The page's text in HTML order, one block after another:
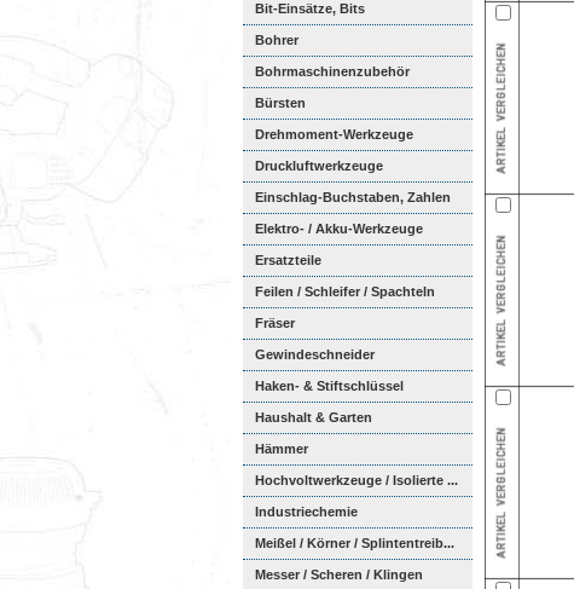
Bit-Einsätze, Bits
Bohrer
Bohrmaschinenzubehör
Bürsten
Drehmoment-Werkzeuge
Druckluftwerkzeuge
Einschlag-Buchstaben, Zahlen
Elektro- / Akku-Werkzeuge
Ersatzteile
Feilen / Schleifer / Spachteln
Fräser
Gewindeschneider
Haken- & Stiftschlüssel
Haushalt & Garten
Hämmer
Hochvoltwerkzeuge / Isolierte ...
Industriechemie
Meißel / Körner / Splintentreib...
Messer / Scheren / Klingen